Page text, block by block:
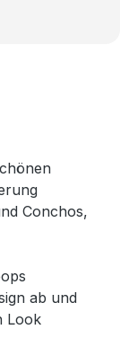
Conchos,
ab und
Look